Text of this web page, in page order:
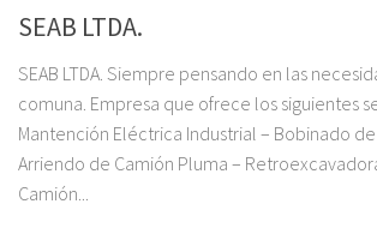
SEAB LTDA.
SEAB LTDA. Siempre pensando en las
comuna. Empresa que ofrece los siguientes
Mantención Eléctrica Industrial – Bobinado
Arriendo de Camión Pluma –
Camión...